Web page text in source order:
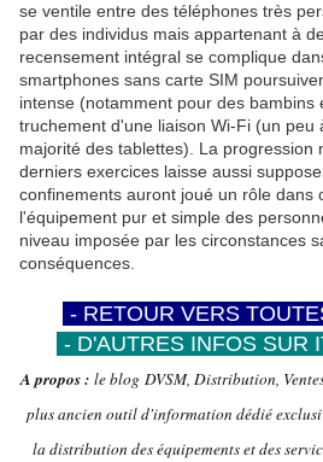
se ventile entre des téléphones très
par des individus mais appartenant à
recensement intégral se complique
smartphones sans carte SIM
intense (notamment pour des bambins
truchement d'une liaison Wi-Fi (un peu
majorité des tablettes). La progression
derniers exercices laisse aussi
confinements auront joué un rôle dans
l'équipement pur et simple des
niveau imposée par les circonstances
conséquences.
- RETOUR VERS
- D'AUTRES INFOS SUR
A propos : le blog DVSM, Distribution,
plus ancien outil d'information dédié
la distribution des équipements et des